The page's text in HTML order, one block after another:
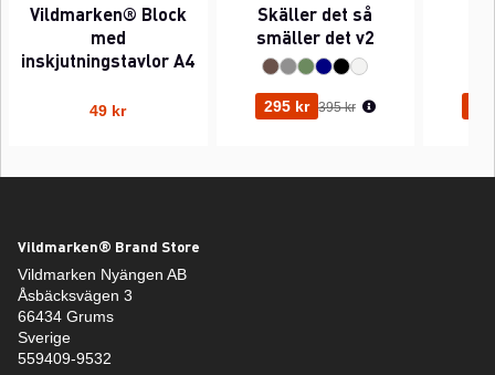
Vildmarken® Block
med
inskjutningstavlor A4
49 kr
Skäller det så
smäller det v2
295 kr Ordinarie pris:
395 kr
Vildmarken® Brand Store
Vildmarken Nyängen AB
Åsbäcksvägen 3
66434 Grums
Sverige
559409-9532